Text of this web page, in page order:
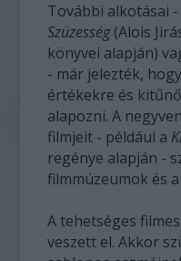
További alkotásai -
Szüzesség(Alois
könyvei alapján)
- már jelezték,
értékekre és
alapozni. A
filmjeit - például a
regénye alapján -
filmmúzeumok és
A tehetséges
veszett el. Akkor